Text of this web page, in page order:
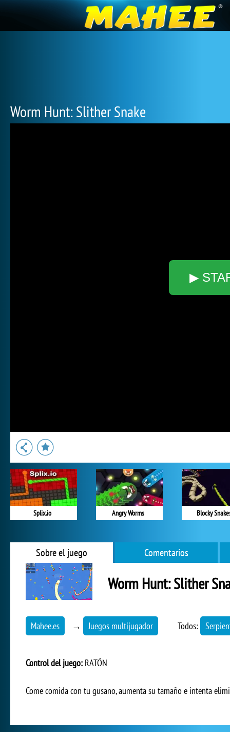
Worm Hunt: Slither Snake
▶
Splix.io Angry Worms Blocky
Sobre el juego Comentarios
Worm Hunt: Slither
Mahee.es → Juegos multijugador Todos:
Control del juego: RATÓN
Come comida con tu gusano, aumenta su tamaño e intenta